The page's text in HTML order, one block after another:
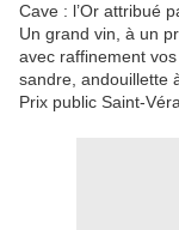
Cave : l’Or attribué
Un grand vin, à un
avec raffinement
sandre, andouillette
Prix public Saint-